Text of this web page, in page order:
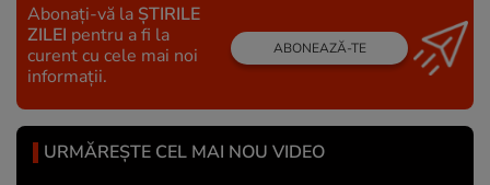
Abonați-vă la ȘTIRILE
ZILEI pentru a fi la
curent cu cele mai noi
informații.
ABONEAZĂ-TE
URMĂREȘTE CEL MAI NOU VIDEO